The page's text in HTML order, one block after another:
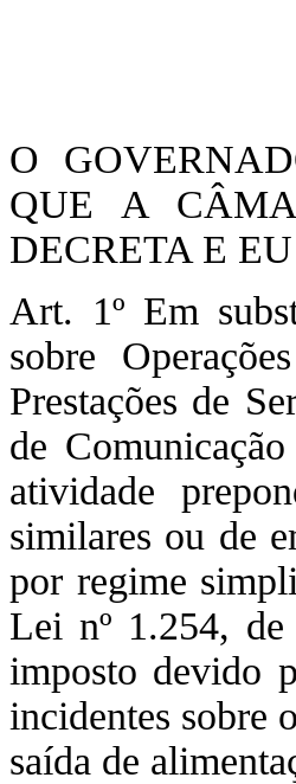
O
QUE A
DECRETA E
Art. 1º Em
sobre
Prestações de
de
atividade
similares ou de
por regime
Lei nº 1.254,
imposto devido
incidentes sobre
saída de